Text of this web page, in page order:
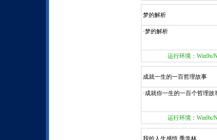
梦的解析
·梦的解析
运行环境：Win9x/
成就一生的一百哲理故事
·成就你一生的一百个哲理故
运行环境：Win9x/
我的人生感悟 季羡林